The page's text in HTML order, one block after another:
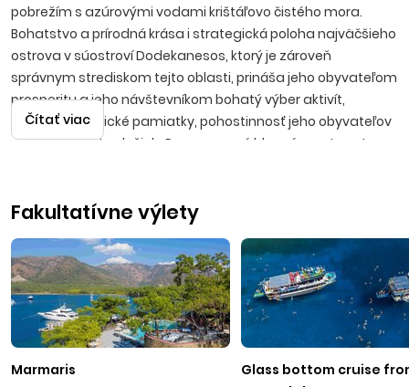
pobrežím s azúrovými vodami krištáľovo čistého mora.
Bohatstvo a prírodná krása i strategická poloha najväčšieho
ostrova v súostroví Dodekanesos, ktorý je zároveň
správnym strediskom tejto oblasti, prináša jeho obyvateľom
prosperitu a jeho návštevníkom bohatý výber aktivít,
turistiku, historické pamiatky, pohostinnosť jeho obyvateľov
a vysokú kvalitu služieb. Rovnomenné hlavné mesto ostrova
mestom, do ktorého vedie 11 brán. V meste nájdete divadlo,
kasínom, prístav, aquarium, či prírodný park Rodini. Letecké
zájazdy sú realizované s odletmi z Bratislavy alebo Košíc. Let
trvá približne 2 hodiny 35 minút.
Kiotari
Čítať viac
Fakultatívne výlety
Marmaris
Glass bottom cruise